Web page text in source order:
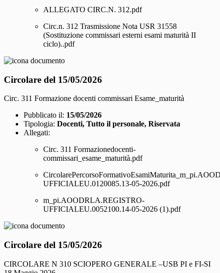
ALLEGATO CIRC.N. 312.pdf
Circ.n. 312 Trasmissione Nota USR 31558
(Sostituzione commissari esterni esami maturità II
ciclo)..pdf
Circolare del 15/05/2026
Circ. 311 Formazione docenti commissari Esame_maturità
Pubblicato il: 15/05/2026
Tipologia: Docenti, Tutto il personale, Riservata
Allegati:
Circ. 311 Formazionedocenti-
commissari_esame_maturità.pdf
UFFICIALEU.0120085.13-05-2026.pdf
m_pi.AOODRLA.REGISTRO-
UFFICIALEU.0052100.14-05-2026 (1).pdf
Circolare del 15/05/2026
CIRCOLARE N 310 SCIOPERO GENERALE –USB PI e FI-SI